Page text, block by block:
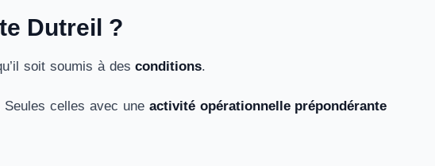
Dutreil ?
soit soumis à desconditions.
Seules celles avec une activité opérationnelle prépondérante